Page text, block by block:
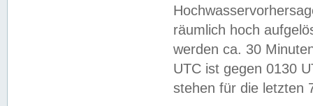
räumlich hoch
werden ca. 30
UTC ist gegen 0130
stehen für die letzten